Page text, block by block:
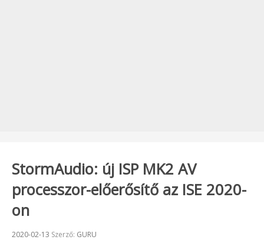
StormAudio: új ISP MK2 AV
processzor-előerősítő az ISE 2020-
on
Beküldve:
2020-02-13 Szerző: GURU